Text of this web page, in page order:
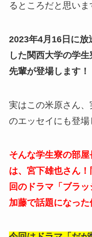
るところだと思いま
2023年4月16日に放
した関西大学の学
先輩が登場します！
実はこの米原さん
のエッセイにも登場
そんな学生寮の部
は、宮下雄也さん
回のドラマ「ブラ
加藤で話題になった